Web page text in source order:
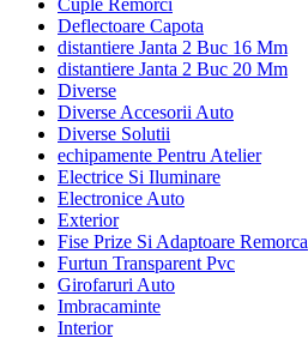
Deflectoare Capota
distantiere Janta 2 Buc 16 Mm
distantiere Janta 2 Buc 20 Mm
Diverse
Diverse Accesorii Auto
Diverse Solutii
echipamente Pentru Atelier
Electrice Si Iluminare
Electronice Auto
Exterior
Fise Prize Si Adaptoare Remorca
Furtun Transparent Pvc
Girofaruri Auto
Imbracaminte
Interior